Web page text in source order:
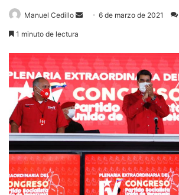
Manuel Cedillo
Send6 de marzo de 2021
1 minuto de lectura